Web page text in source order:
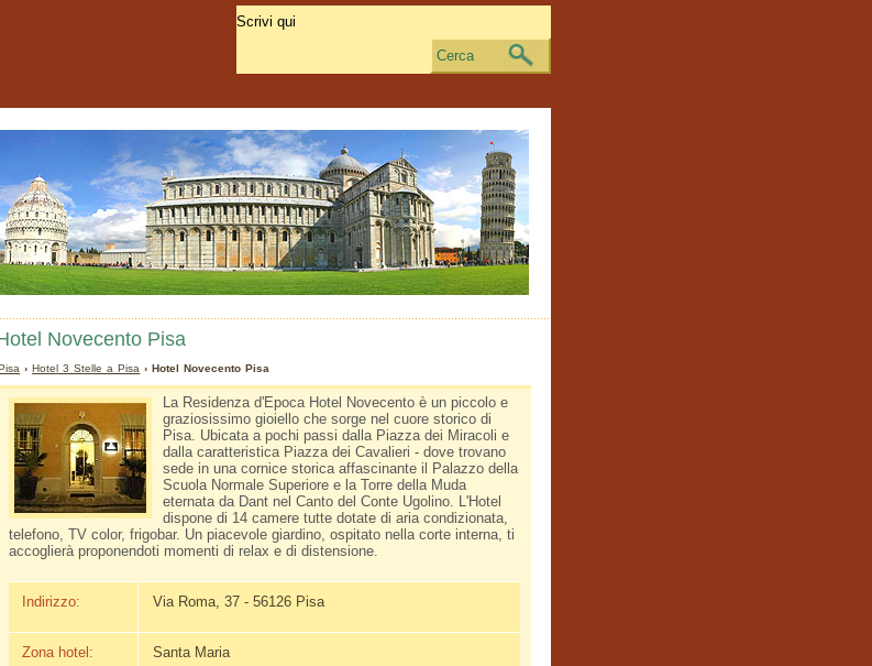
Novecento Pisa
›Hotel 3 Stelle a Pisa › Hotel Novecento Pisa
La Residenza d'Epoca Hotel Novecento è un piccolo e
graziosissimo gioiello che sorge nel cuore storico di
Pisa. Ubicata a pochi passi dalla Piazza dei Miracoli e
dalla caratteristica Piazza dei Cavalieri - dove trovano
sede in una cornice storica affascinante il Palazzo della
Scuola Normale Superiore e la Torre della Muda
eternata da Dant nel Canto del Conte Ugolino. L'Hotel
dispone di 14 camere tutte dotate di aria condizionata,
telefono, TV color, frigobar. Un piacevole giardino, ospitato nella corte interna, ti
accoglierà proponendoti momenti di relax e di distensione.
Indirizzo: Via Roma, 37 - 56126 Pisa
Zona hotel: Santa Maria
Cerca